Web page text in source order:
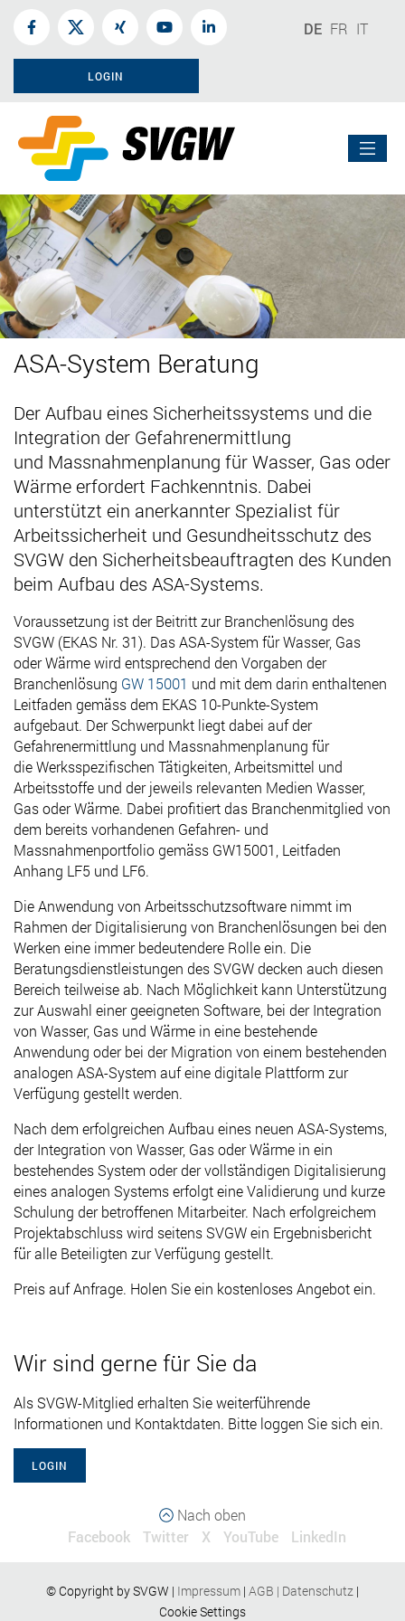
DE FR IT
LOGIN
ASA-System Beratung
Der Aufbau eines Sicherheitssystems und die
Integration der Gefahrenermittlung
und Massnahmenplanung für Wasser, Gas oder
Wärme erfordert Fachkenntnis. Dabei
unterstützt ein anerkannter Spezialist für
Arbeitssicherheit und Gesundheitsschutz des
SVGW den Sicherheitsbeauftragten des Kunden
beim Aufbau des ASA-Systems.
Voraussetzung ist der Beitritt zur Branchenlösung des
SVGW (EKAS Nr. 31). Das ASA-System für Wasser, Gas
oder Wärme wird entsprechend den Vorgaben der
Branchenlösung GW 15001 und mit dem darin enthaltenen
Leitfaden gemäss dem EKAS 10-Punkte-System
aufgebaut. Der Schwerpunkt liegt dabei auf der
Gefahrenermittlung und Massnahmenplanung für
die Werksspezifischen Tätigkeiten, Arbeitsmittel und
Arbeitsstoffe und der jeweils relevanten Medien Wasser,
Gas oder Wärme. Dabei profitiert das Branchenmitglied von
dem bereits vorhandenen Gefahren- und
Massnahmenportfolio gemäss GW15001, Leitfaden
Anhang LF5 und LF6.
Die Anwendung von Arbeitsschutzsoftware nimmt im
Rahmen der Digitalisierung von Branchenlösungen bei den
Werken eine immer bedeutendere Rolle ein. Die
Beratungsdienstleistungen des SVGW decken auch diesen
Bereich teilweise ab. Nach Möglichkeit kann Unterstützung
zur Auswahl einer geeigneten Software, bei der Integration
von Wasser, Gas und Wärme in eine bestehende
Anwendung oder bei der Migration von einem bestehenden
analogen ASA-System auf eine digitale Plattform zur
Verfügung gestellt werden.
Nach dem erfolgreichen Aufbau eines neuen ASA-Systems,
der Integration von Wasser, Gas oder Wärme in ein
bestehendes System oder der vollständigen Digitalisierung
eines analogen Systems erfolgt eine Validierung und kurze
Schulung der betroffenen Mitarbeiter. Nach erfolgreichem
Projektabschluss wird seitens SVGW ein Ergebnisbericht
für alle Beteiligten zur Verfügung gestellt.
Preis auf Anfrage. Holen Sie ein kostenloses Angebot ein.
Wir sind gerne für Sie da
Als SVGW-Mitglied erhalten Sie weiterführende
Informationen und Kontaktdaten. Bitte loggen Sie sich ein.
LOGIN
Nach oben
Facebook
Twitter X YouTube LinkedIn
© Copyright by SVGW | Impressum | AGB | Datenschutz |
Cookie Settings